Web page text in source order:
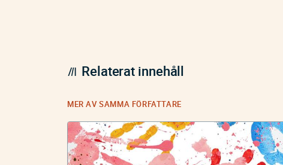
Relaterat innehåll
MER AV SAMMA FÖRFATTARE